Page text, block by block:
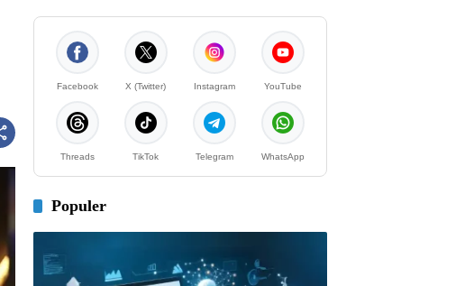
Facebook X (Twitter) Instagram YouTube
Threads TikTok Telegram WhatsApp
Populer